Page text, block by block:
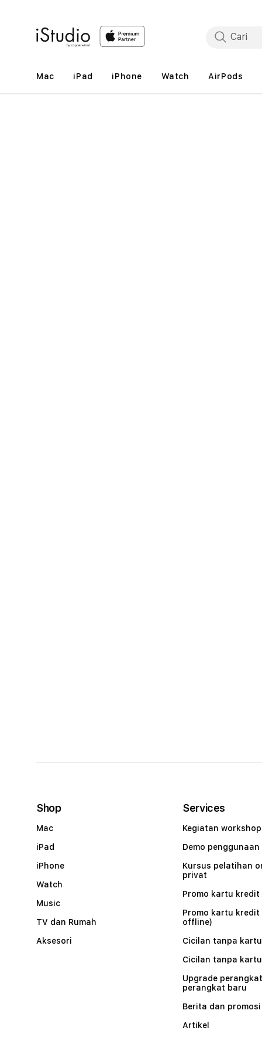
Mac iPad iPhone Watch AirPods
Shop
Mac
iPad
iPhone
Watch
Music
TV dan Rumah
Aksesori
Services
Kegiatan workshop
Demo penggunaan
Kursus pelatihan
privat
Promo kartu kredit
Promo kartu kredit
offline)
Cicilan tanpa
Cicilan tanpa
Upgrade
perangkat baru
Berita dan promosi
Artikel